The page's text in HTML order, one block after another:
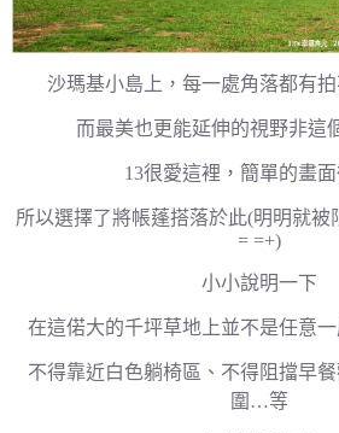
沙瑪基小島上，每一處角落都有
而最美也更能延伸的視野非這
13很愛這裡，簡單的畫
所以選擇了將帳蓬搭落於此(明明就被
= =+)
小小說明一下
在這偌大的千坪草地上並不是任意
不得靠近白色躺椅區、不得阻擋早
圍…等